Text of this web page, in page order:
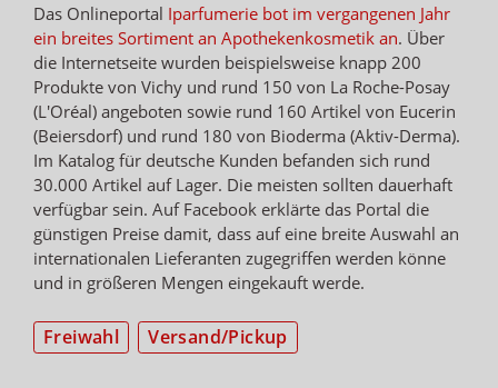
Das Onlineportal Iparfumerie bot im vergangenen Jahr
ein breites Sortiment an Apothekenkosmetik an. Über
die Internetseite wurden beispielsweise knapp 200
Produkte von Vichy und rund 150 von La Roche-Posay
(L'Oréal) angeboten sowie rund 160 Artikel von Eucerin
(Beiersdorf) und rund 180 von Bioderma (Aktiv-Derma).
Im Katalog für deutsche Kunden befanden sich rund
30.000 Artikel auf Lager. Die meisten sollten dauerhaft
verfügbar sein. Auf Facebook erklärte das Portal die
günstigen Preise damit, dass auf eine breite Auswahl an
internationalen Lieferanten zugegriffen werden könne
und in größeren Mengen eingekauft werde.
Freiwahl Versand/Pickup